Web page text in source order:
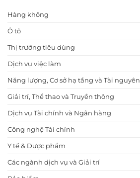
Hàng không
Ô tô
Thị trường tiêu dùng
Dịch vụ việc làm
Năng lượng, Cơ sở hạ tầng và Tài nguyên
Giải trí, Thể thao và Truyền thông
Dịch vụ Tài chính và Ngân hàng
Công nghệ Tài chính
Y tế & Dược phẩm
Các ngành dịch vụ và Giải trí